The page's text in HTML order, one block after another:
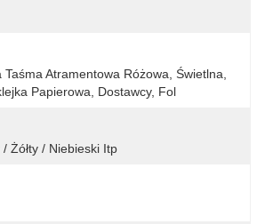
Atramentowa Różowa, Świetlna,
Papierowa, Dostawcy, Fol
Żółty / Niebieski Itp